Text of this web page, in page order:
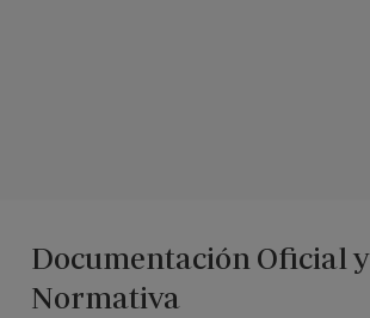
Documentación Oficial y
Normativa